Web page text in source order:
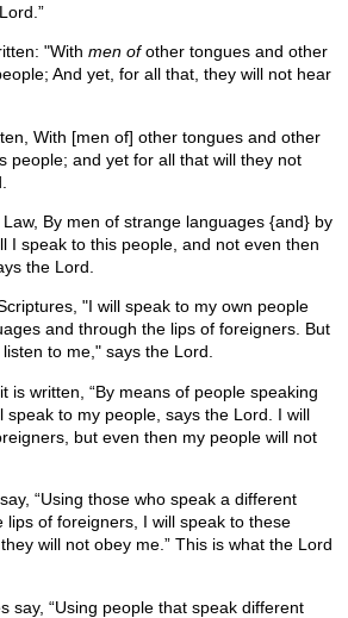
"With men ofother tongues and other
And yet, for all that, they will not hear
With [men of] other tongues and other
people; and yet for all that will they not
By men of strange languages {and} by
I speak to this people, and not even then
the Lord.
"I will speak to my own people
and through the lips of foreigners. But
to me," says the Lord.
is written, “By means of people speaking
speak to my people, says the Lord. I will
but even then my people will not
“Using those who speak a different
lips of foreigners, I will speak to these
will not obey me.” This is what the Lord
say, “Using people that speak different